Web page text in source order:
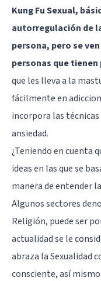
Kung Fu Sexual,
autorregulación de
persona, pero se
personas que
que les lleva a la
fácilmente en
incorpora las
ansiedad.
¿Teniendo en cuenta
ideas en las que se
manera de entender
Algunos sectores
Religión, puede ser
actualidad se le
abraza la Sexualidad
consciente, así